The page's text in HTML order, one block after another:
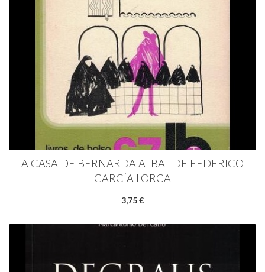
A CASA DE BERNARDA ALBA | DE FEDERICO
GARCÍA LORCA
3,75 €